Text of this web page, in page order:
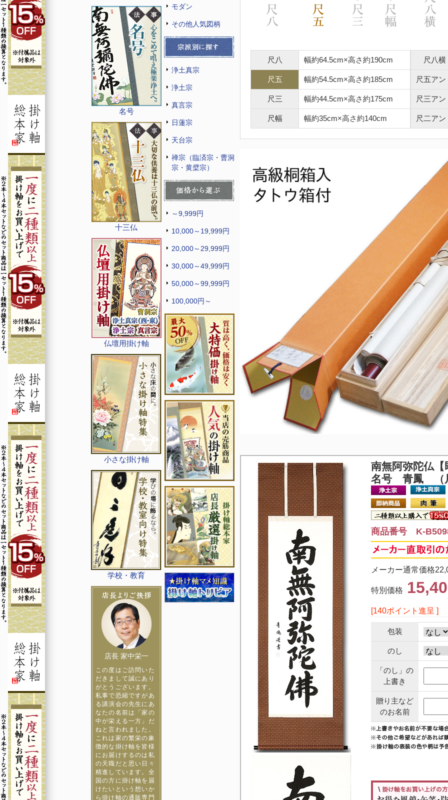
名号
十三仏
仏壇用掛け軸
小さな掛け軸
学校・教育
店長 家中栄一
この度はご訪問いた
だきまして誠にあり
がとうございます。
私事で恐縮ですがあ
る講演会の先生にあ
なたの名前は「家の
中が栄える一方」だ
ねと言われました。
これは家の繁栄の象
徴的な掛け軸を皆様
にお届けするのは私
の天職だと思い日々
精進しています。全
国の方に掛け軸を届
けたいという想いか
ら掛け軸の通販専門
モダン
その他人気図柄
浄土真宗
浄土宗
真言宗
日蓮宗
天台宗
禅宗（臨済宗・曹洞
宗・黄檗宗）
～9,999円
10,000～19,999円
20,000～29,999円
30,000～49,999円
50,000～99,999円
100,000円～
尺八 幅約64.5cm×高さ約190cm
尺五 幅約54.5cm×高さ約185cm
尺三 幅約44.5cm×高さ約175cm
尺幅 幅約35cm×高さ約140cm
尺八横
尺五アン
尺三アン
尺二アン
南無阿弥陀仏
名号 青鳳 （
商品番号 K-
メーカー通常価格
特別価格
[140ポイント進呈 ]
包装
のし
「のし」の
上書き
贈り主など
のお名前